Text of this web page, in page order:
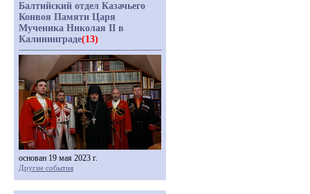
Балтийский отдел Казачьего
Конвоя Памяти Царя
Мученика Николая II в
Калининграде(13)
основан 19 мая 2023 г.
Другие события